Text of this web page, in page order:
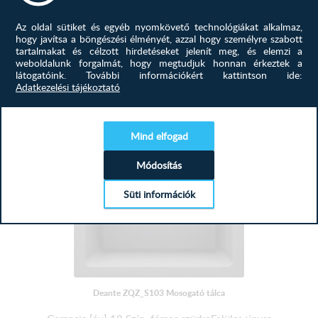
67 691Ft
79 545Ft
Deante ZQZ_S103 Mosogató tálca
Az oldal sütiket és egyéb nyomkövető technológiákat alkalmaz,
hogy javítsa a böngészési élményét, azzal hogy személyre szabott
tartalmakat és célzott hirdetéseket jelenít meg, és elemzi a
weboldalunk forgalmát, hogy megtudjuk honnan érkeztek a
látogatóink.
További információkért kattintson ide:
Adatkezelési tájékoztató
Mind elfogad
Módosítás
Süti információk